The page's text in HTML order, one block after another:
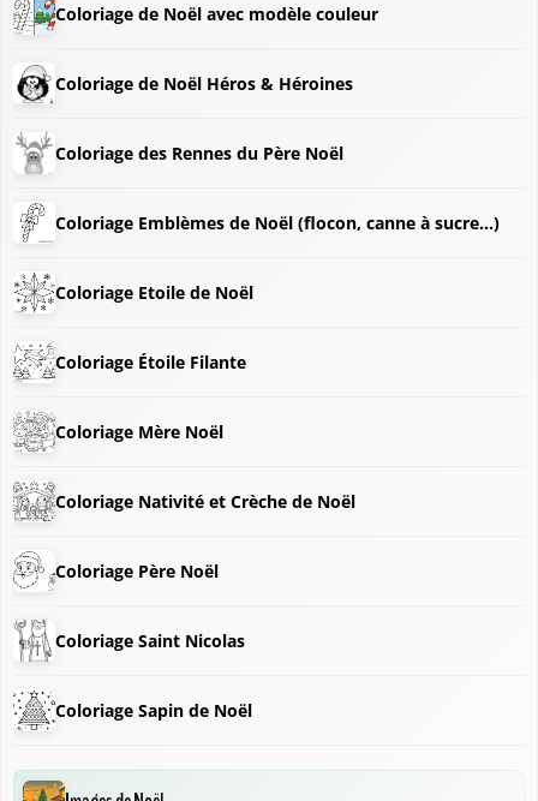
Coloriage de Noël avec modèle couleur
Coloriage de Noël Héros & Héroines
Coloriage des Rennes du Père Noël
Coloriage Emblèmes de Noël (flocon, canne à sucre...)
Coloriage Etoile de Noël
Coloriage Étoile Filante
Coloriage Mère Noël
Coloriage Nativité et Crèche de Noël
Coloriage Père Noël
Coloriage Saint Nicolas
Coloriage Sapin de Noël